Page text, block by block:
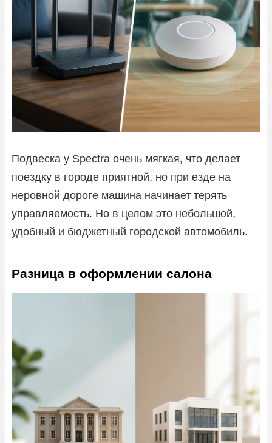
Подвеска у Spectra очень мягкая, что делает
поездку в городе приятной, но при езде на
неровной дороге машина начинает терять
управляемость. Но в целом это небольшой,
удобный и бюджетный городской автомобиль.
Разница в оформлении салона